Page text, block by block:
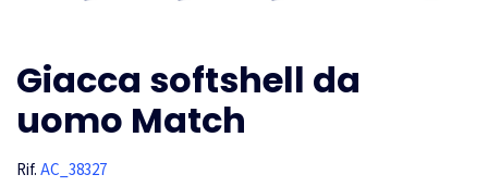
Giacca softshell da
uomo Match
Rif.AC_38327